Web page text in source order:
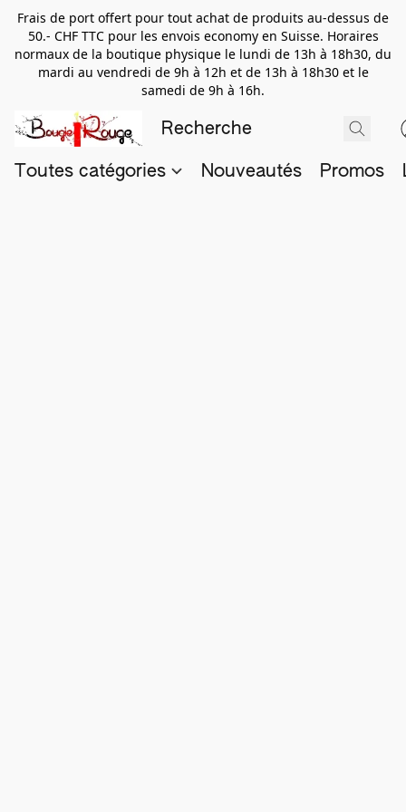
Frais de port offert pour tout achat de produits au-dessus de
50.- CHF TTC pour les envois economy en Suisse. Horaires
normaux de la boutique physique le lundi de 13h à 18h30, du
mardi au vendredi de 9h à 12h et de 13h à 18h30 et le
samedi de 9h à 16h.
Toutes catégories Nouveautés Promos